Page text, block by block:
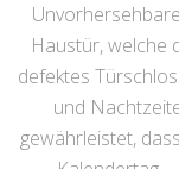
Haustür, welche
defektes
und
gewährleistet,